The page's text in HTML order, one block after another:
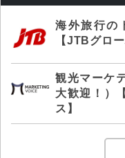
海外旅行の
【JTBグロ
観光マーケ
大歓迎！）
ス】